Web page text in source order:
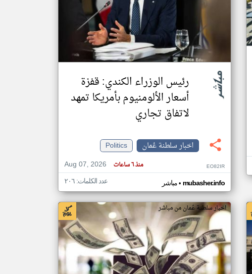
تغيير الدولة
مصادر الأخبار من سلطنة عُمان
اخبار سلطنة عُمان على مدار الساعة
أهم اخبار سلطنة عُمان العاجلة والمباشرةرئيس الوزراء الكندي: قفزة
أسعار الألومنيوم بأمريكا تمهد
لاتفاق تجاري
اخبار سلطنة عُمان
Politics
Aug 07, 2026
منذ ٦ ساعات EO82IR
مباشر• mubasher.info عدد الكلمات: ٢٠٦
اخبار سلطنة عُمان من مباشر
klyoum.com